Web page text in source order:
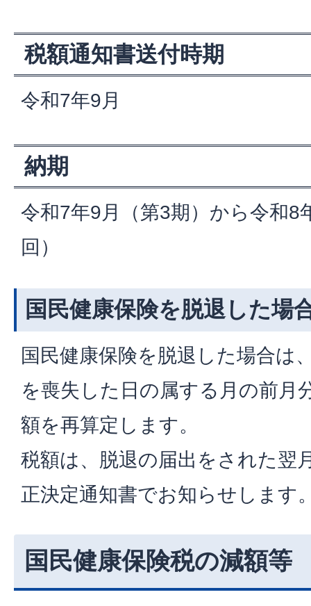
税額通知書送付時期
令和7年9月
納期
令和7年9月（第3期）から令和8
回）
国民健康保険を脱退した場
国民健康保険を脱退した場合は
を喪失した日の属する月の前月
額を再算定します。
税額は、脱退の届出をされた翌
正決定通知書でお知らせします
国民健康保険税の減額等